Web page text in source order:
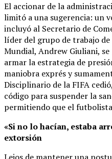
El accionar de la
limitó a una sugerencia: un
incluyó al Secretario de
líder del grupo de trabajo de
Mundial, Andrew Giuliani,
armar la estrategia de
maniobra exprés y
Disciplinario de la FIFA
código para suspender la
permitiendo que el
«Si no lo hacían, estaba
extorsión